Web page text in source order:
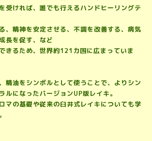
受ければ、誰でも行えるハンドヒーリングテ
、精神を安定させる、不調を改善する、病気
長を促す、など
きるため、世界約121カ国に広まっていま
精油をシンボルとして使うことで、よりシン
ルになったバージョンUP版レイキ。
マの基礎や従来の臼井式レイキについても学